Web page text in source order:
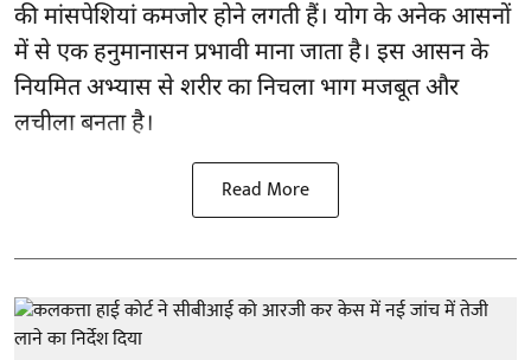
की मांसपेशियां कमजोर होने लगती हैं। योग के अनेक आसनों
में से एक हनुमानासन प्रभावी माना जाता है। इस आसन के
नियमित अभ्यास से शरीर का निचला भाग मजबूत और
लचीला बनता है।
Read More